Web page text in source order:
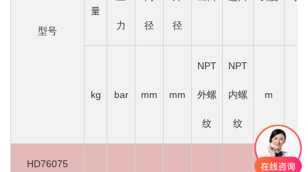
型号
量
力 径 径
kg bar mm mm
NPT
外螺
纹
NPT
内螺
纹
m
HD76075